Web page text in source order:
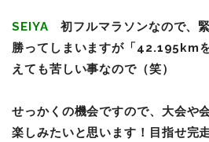
SEIYA 初フルマラソンなので、
勝ってしまいますが「42.195km
えても苦しい事なので（笑）
せっかくの機会ですので、大会や
楽しみたいと思います！目指せ完